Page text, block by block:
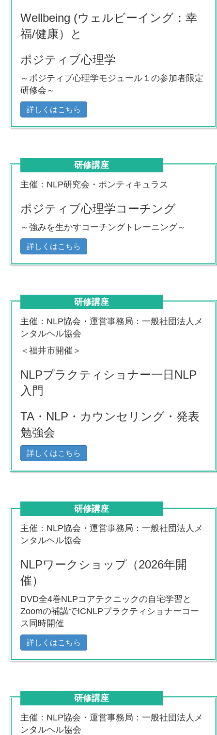
Wellbeing (ウェルビーイング：幸
福/健康）と
ポジティブ心理学
～ポジティブ心理学モジュール１の参加者限定
研修会～
詳しくはこちら
研修講座
主催：NLP研究会・ポンティキュラス
ポジティブ心理学コーチング
～強みを生かすコーチングトレーニング～
詳しくはこちら
研修講座
主催：NLP協会・運営事務局：一般社団法人メ
ンタルヘル協会
＜福井市開催＞
NLPプラクティショナー一日NLP
入門
TA・NLP・カウンセリング・発表
勉強会
詳しくはこちら
研修講座
主催：NLP協会・運営事務局：一般社団法人メ
ンタルヘル協会
NLPワークショップ（2026年開
催）
DVD全4巻NLPコアテクニックの自宅学習と
Zoomの補講でICNLPプラクティショナーコー
ス同時開催
詳しくはこちら
研修講座
主催：NLP協会・運営事務局：一般社団法人メ
ンタルヘル協会